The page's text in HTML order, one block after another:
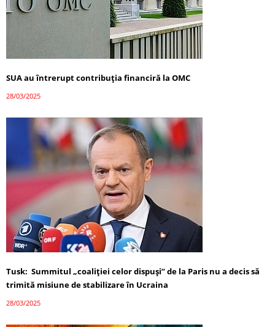
SUA au întrerupt contribuția financiră la OMC
28/03/2025
Tusk: Summitul „coaliției celor dispuși” de la Paris nu a decis să
trimită misiune de stabilizare în Ucraina
28/03/2025